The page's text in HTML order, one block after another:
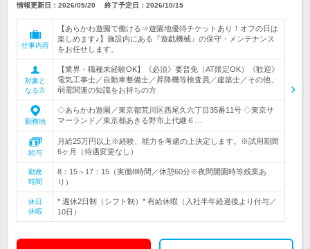
情報更新日：2026/05/20 終了予定日： 2026/10/15
仕事内容
【あらかわ遊園で働ける⇒遊園地優待チケットあり！オフの日は
楽しめます♪】施設内にある『遊戯機械』の保守・メンテナンス
をお任せします。
対象と
なる方
【業界・職種未経験OK】《必須》要普免（AT限定OK）《歓迎》
電気工事士／自動車整備士／昇降機等検査員／建築士／その他、
弱電関連の知識をお持ちの方
勤務地
◇あらかわ遊園／東京都荒川区西尾久六丁目35番11号 ◇東京サ
マーランド／東京都あきる野市上代継６…
給与
月給25万円以上※経験、能力を考慮の上決定します。※試用期間
6ヶ月（待遇変更なし）
勤務
時間
8：15～17：15（実働8時間／休憩60分※夜間開園時等残業あ
り）
休日
休暇
* 週休2日制（シフト制）* 有給休暇（入社半年経過後より付与／
10日）